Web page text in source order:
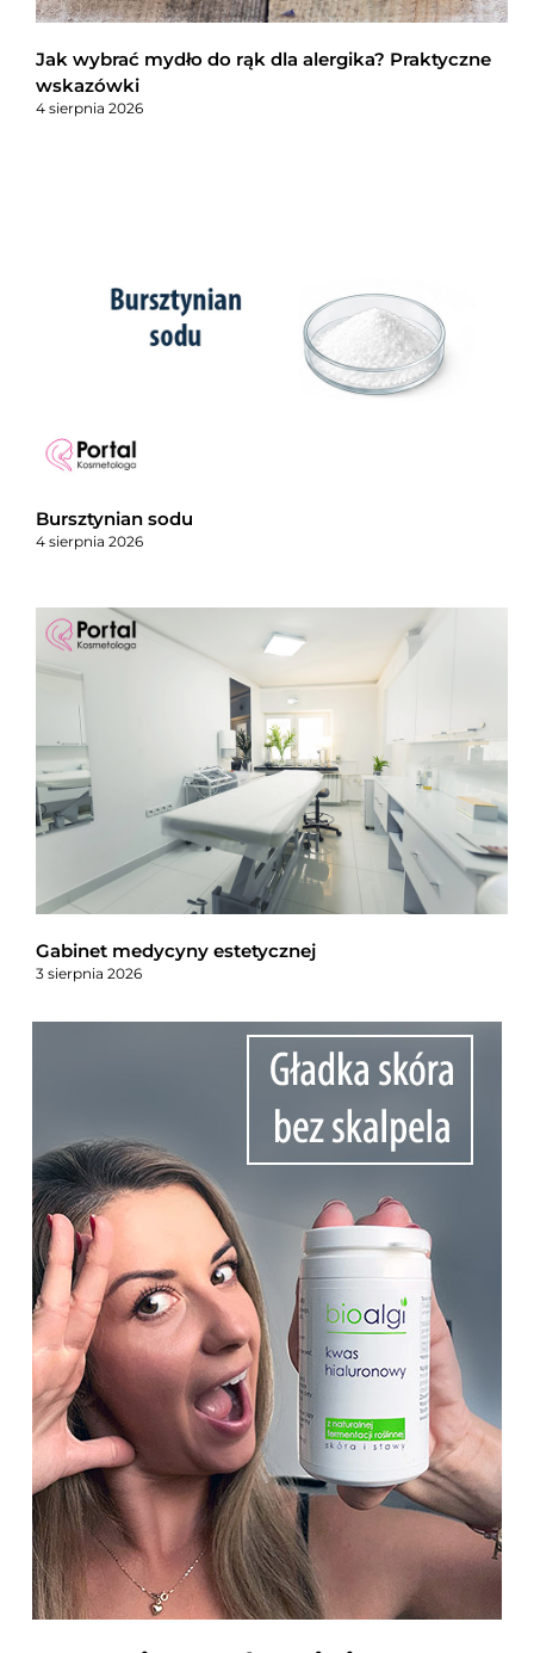
Jak wybrać mydło do rąk dla alergika? Praktyczne
wskazówki
4 sierpnia 2026
Bursztynian sodu
4 sierpnia 2026
Gabinet medycyny estetycznej
3 sierpnia 2026